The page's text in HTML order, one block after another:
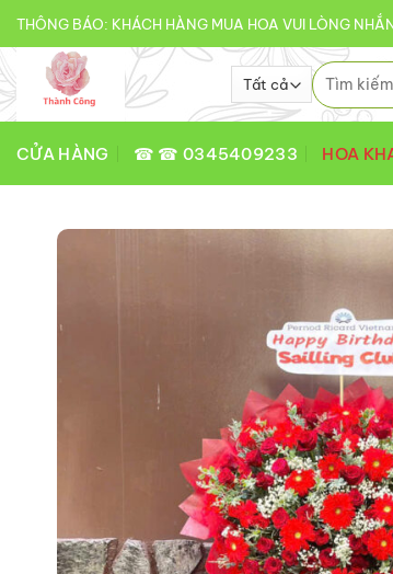
nội
dung
THÔNG BÁO: KHÁCH HÀNG MUA HOA VUI LÒNG
Tìm
kiếm:
CỬA HÀNG ☎ ☎ 0345409233 HOA